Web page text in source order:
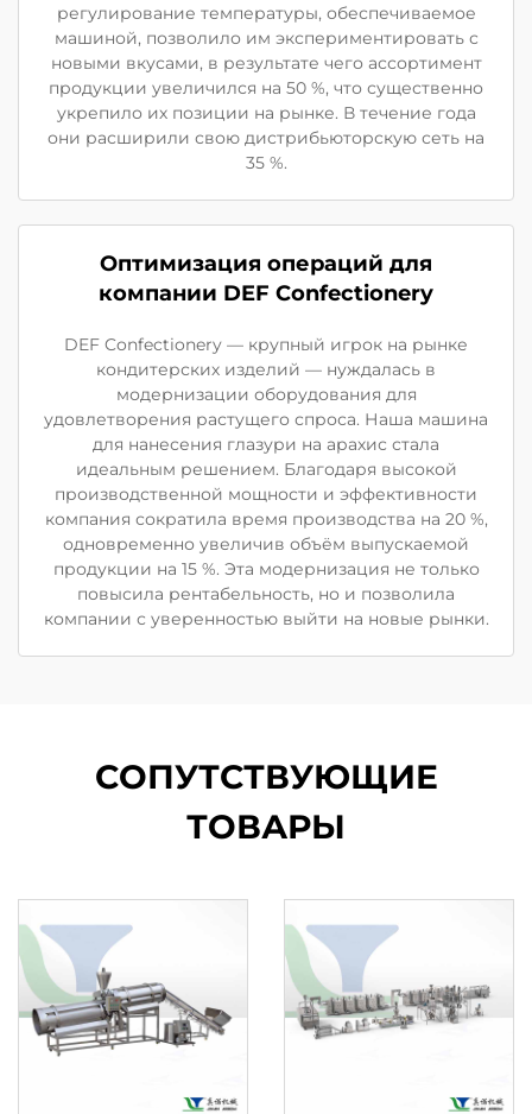
регулирование температуры, обеспечиваемое
машиной, позволило им экспериментировать с
новыми вкусами, в результате чего ассортимент
продукции увеличился на 50 %, что существенно
укрепило их позиции на рынке. В течение года
они расширили свою дистрибьюторскую сеть на
35 %.
Оптимизация операций для
компании DEF Confectionery
DEF Confectionery — крупный игрок на рынке
кондитерских изделий — нуждалась в
модернизации оборудования для
удовлетворения растущего спроса. Наша машина
для нанесения глазури на арахис стала
идеальным решением. Благодаря высокой
производственной мощности и эффективности
компания сократила время производства на 20 %,
одновременно увеличив объём выпускаемой
продукции на 15 %. Эта модернизация не только
повысила рентабельность, но и позволила
компании с уверенностью выйти на новые рынки.
СОПУТСТВУЮЩИЕ
ТОВАРЫ